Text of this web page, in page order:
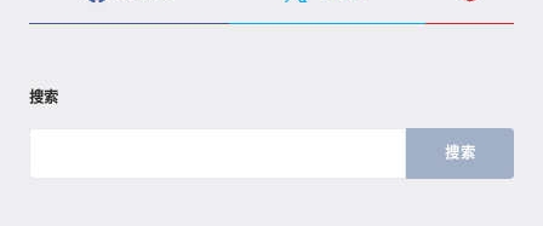
搜索
搜索